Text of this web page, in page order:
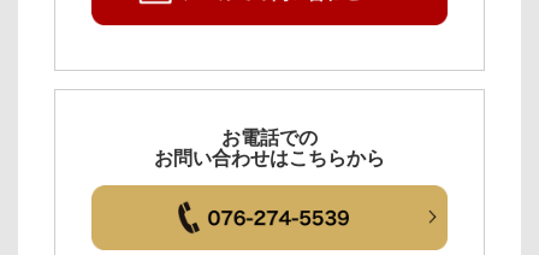
お電話での
お問い合わせはこちらから